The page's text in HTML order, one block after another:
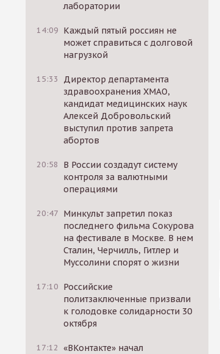
лаборатории
14:09 Каждый пятый россиян не
может справиться с долговой
нагрузкой
15:33
Директор департамента
здравоохранения ХМАО,
кандидат медицинских наук
Алексей Добровольский
выступил против запрета
абортов
20:58
В России создадут систему
контроля за валютными
операциями
20:47 Минкульт запретил показ
последнего фильма Сокурова
на фестивале в Москве. В нем
Сталин, Черчилль, Гитлер и
Муссолини спорят о жизни
17:10 Российские
политзаключенные призвали
к голодовке солидарности 30
октября
17:12 «ВКонтакте» начал